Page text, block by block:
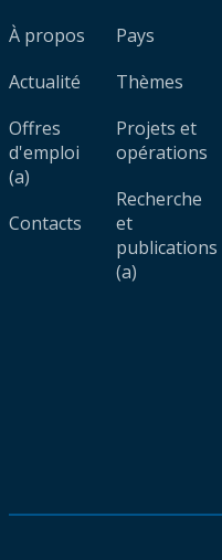
À propos
Actualité
Offres
d'emploi
(a)
Contacts
Pays
Thèmes
Projets et
opérations
Recherche
et
publications
(a)